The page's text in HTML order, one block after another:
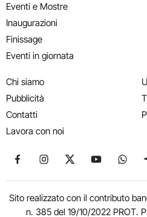
Eventi e Mostre
Inaugurazioni
Finissage
Eventi in giornata
Chi siamo
Pubblicità
Contatti
Lavora con noi
Seguici su Facebook
Seguici su Instagram
Seguici su X
Seguici su
Sito realizzato con il contributo
n. 385 del 19/10/2022 PROT.